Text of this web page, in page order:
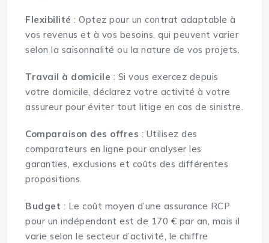
Flexibilité : Optez pour un contrat adaptable à
vos revenus et à vos besoins, qui peuvent varier
selon la saisonnalité ou la nature de vos projets.
Travail à domicile : Si vous exercez depuis
votre domicile, déclarez votre activité à votre
assureur pour éviter tout litige en cas de sinistre.
Comparaison des offres : Utilisez des
comparateurs en ligne pour analyser les
garanties, exclusions et coûts des différentes
propositions.
Budget : Le coût moyen d’une assurance RCP
pour un indépendant est de 170 € par an, mais il
varie selon le secteur d’activité, le chiffre